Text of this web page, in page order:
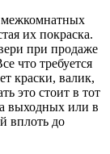
их покраска.
при продаже
что требуется
краски, валик,
это стоит в тот
выходных или в
вплоть до